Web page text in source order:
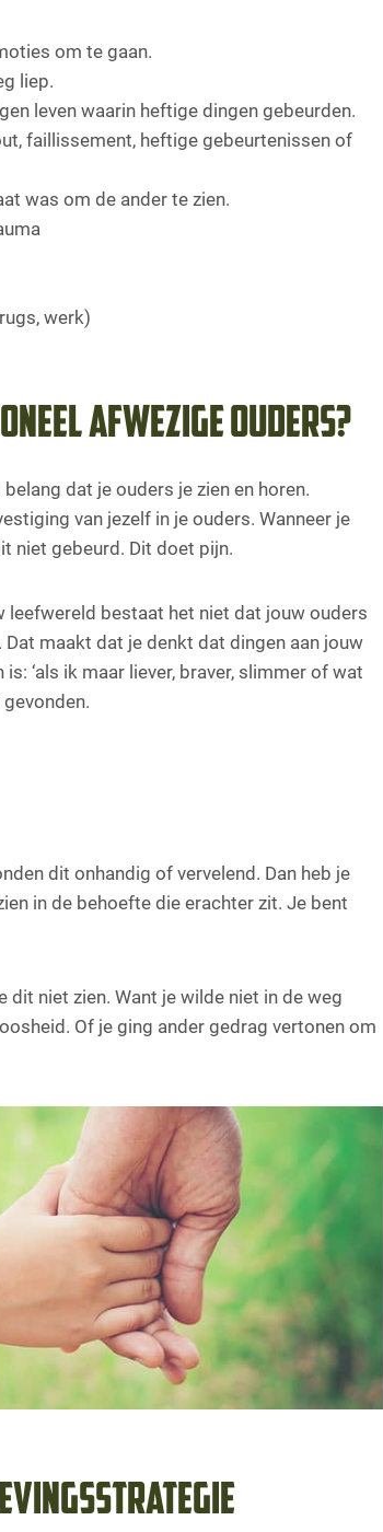
om te gaan.
liep.
leven waarin heftige dingen gebeurden.
faillissement, heftige gebeurtenissen of
was om de ander te zien.
werk)
afwezige ouders?
dat je ouders je zien en horen.
van jezelf in je ouders. Wanneer je
niet gebeurd. Dit doet pijn.
leefwereld bestaat het niet dat jouw ouders
maakt dat je denkt dat dingen aan jouw
‘als ik maar liever, braver, slimmer of wat
dit onhandig of vervelend. Dan heb je
in de behoefte die erachter zit. Je bent
niet zien. Want je wilde niet in de weg
Of je ging ander gedrag vertonen om